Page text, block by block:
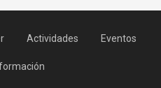
Actividades Eventos